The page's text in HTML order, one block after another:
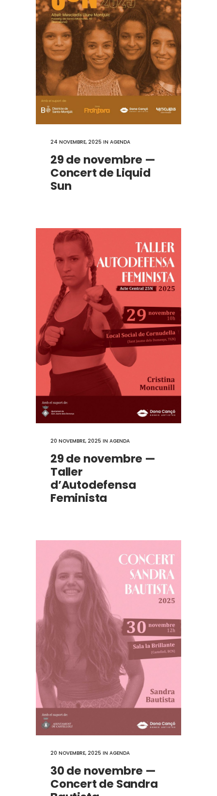
24 NOVEMBRE, 2025 IN AGENDA
29 de novembre —
Concert de Liquid
Sun
20 NOVEMBRE, 2025 IN AGENDA
29 de novembre —
Taller
d’Autodefensa
Feminista
20 NOVEMBRE, 2025 IN AGENDA
30 de novembre —
Concert de Sandra